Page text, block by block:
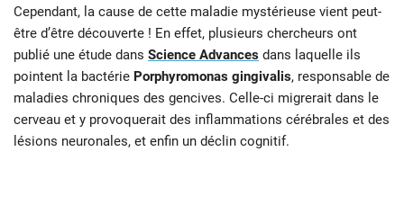
Cependant, la cause de cette maladie mystérieuse vient peut-
être d’être découverte ! En effet, plusieurs chercheurs ont
publié une étude dans Science Advances dans laquelle ils
pointent la bactérie Porphyromonas gingivalis, responsable de
maladies chroniques des gencives. Celle-ci migrerait dans le
cerveau et y provoquerait des inflammations cérébrales et des
lésions neuronales, et enfin un déclin cognitif.